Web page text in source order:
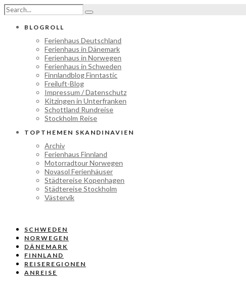
BLOGROLL
Ferienhaus Deutschland
Ferienhaus in Dänemark
Ferienhaus in Norwegen
Ferienhaus in Schweden
Finnlandblog Finntastic
Freiluft-Blog
Impressum / Datenschutz
Kitzingen in Unterfranken
Schottland Rundreise
Stockholm Reise
TOPTHEMEN SKANDINAVIEN
Archiv
Ferienhaus Finnland
Motorradtour Norwegen
Novasol Ferienhäuser
Städtereise Kopenhagen
Städtereise Stockholm
Västervik
SCHWEDEN
NORWEGEN
DÄNEMARK
FINNLAND
REISEREGIONEN
ANREISE